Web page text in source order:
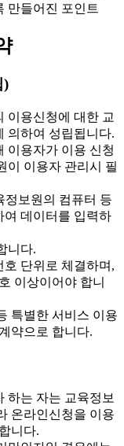
만들어진 포인트
)
용신청에 대한 교
의하여 성립됩니다.
이용자가 이용 신청
이 이용자 관리시 필
정보원의 컴퓨터 등
여 데이터를 입력하
니다.
단위로 체결하며,
이상이어야 합니
특별한 서비스 이용
약으로 합니다.
는 자는 교육정보
온라인신청을 이용
니다.